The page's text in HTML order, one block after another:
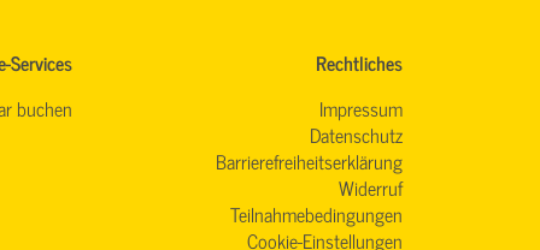
Services
buchen
Rechtliches
Impressum
Datenschutz
Barrierefreiheitserklärung
Widerruf
Teilnahmebedingungen
Cookie-Einstellungen